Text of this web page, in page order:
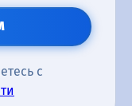
с